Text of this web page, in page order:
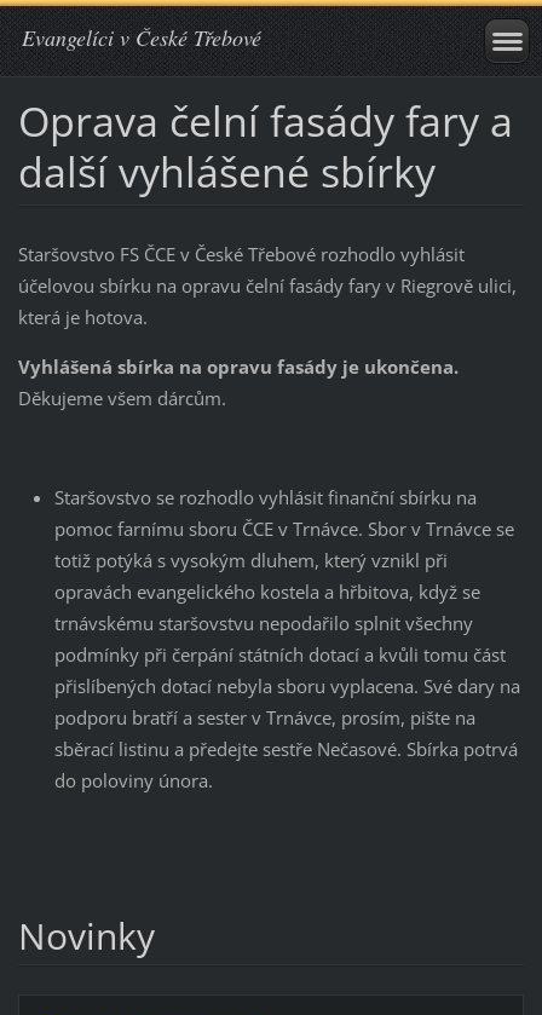
Evangelíci v České Třebové
Oprava čelní fasády fary a
další vyhlášené sbírky
Staršovstvo FS ČCE v České Třebové rozhodlo vyhlásit
účelovou sbírku na opravu čelní fasády fary v Riegrově ulici,
která je hotova.
Vyhlášená sbírka na opravu fasády je ukončena.
Děkujeme všem dárcům.
Staršovstvo se rozhodlo vyhlásit finanční sbírku na
pomoc farnímu sboru ČCE v Trnávce. Sbor v Trnávce se
totiž potýká s vysokým dluhem, který vznikl při
opravách evangelického kostela a hřbitova, když se
trnávskému staršovstvu nepodařilo splnit všechny
podmínky při čerpání státních dotací a kvůli tomu část
přislíbených dotací nebyla sboru vyplacena. Své dary na
podporu bratří a sester v Trnávce, prosím, pište na
sběrací listinu a předejte sestře Nečasové. Sbírka potrvá
do poloviny února.
Novinky